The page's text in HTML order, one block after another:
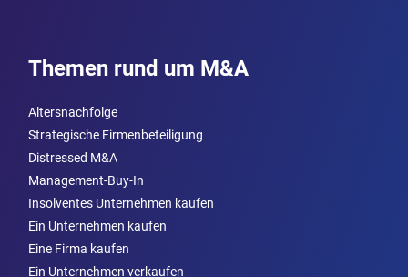
Themen rund um M&A
Altersnachfolge
Strategische Firmenbeteiligung
Distressed M&A
Management-Buy-In
Insolventes Unternehmen kaufen
Ein Unternehmen kaufen
Eine Firma kaufen
Ein Unternehmen verkaufen